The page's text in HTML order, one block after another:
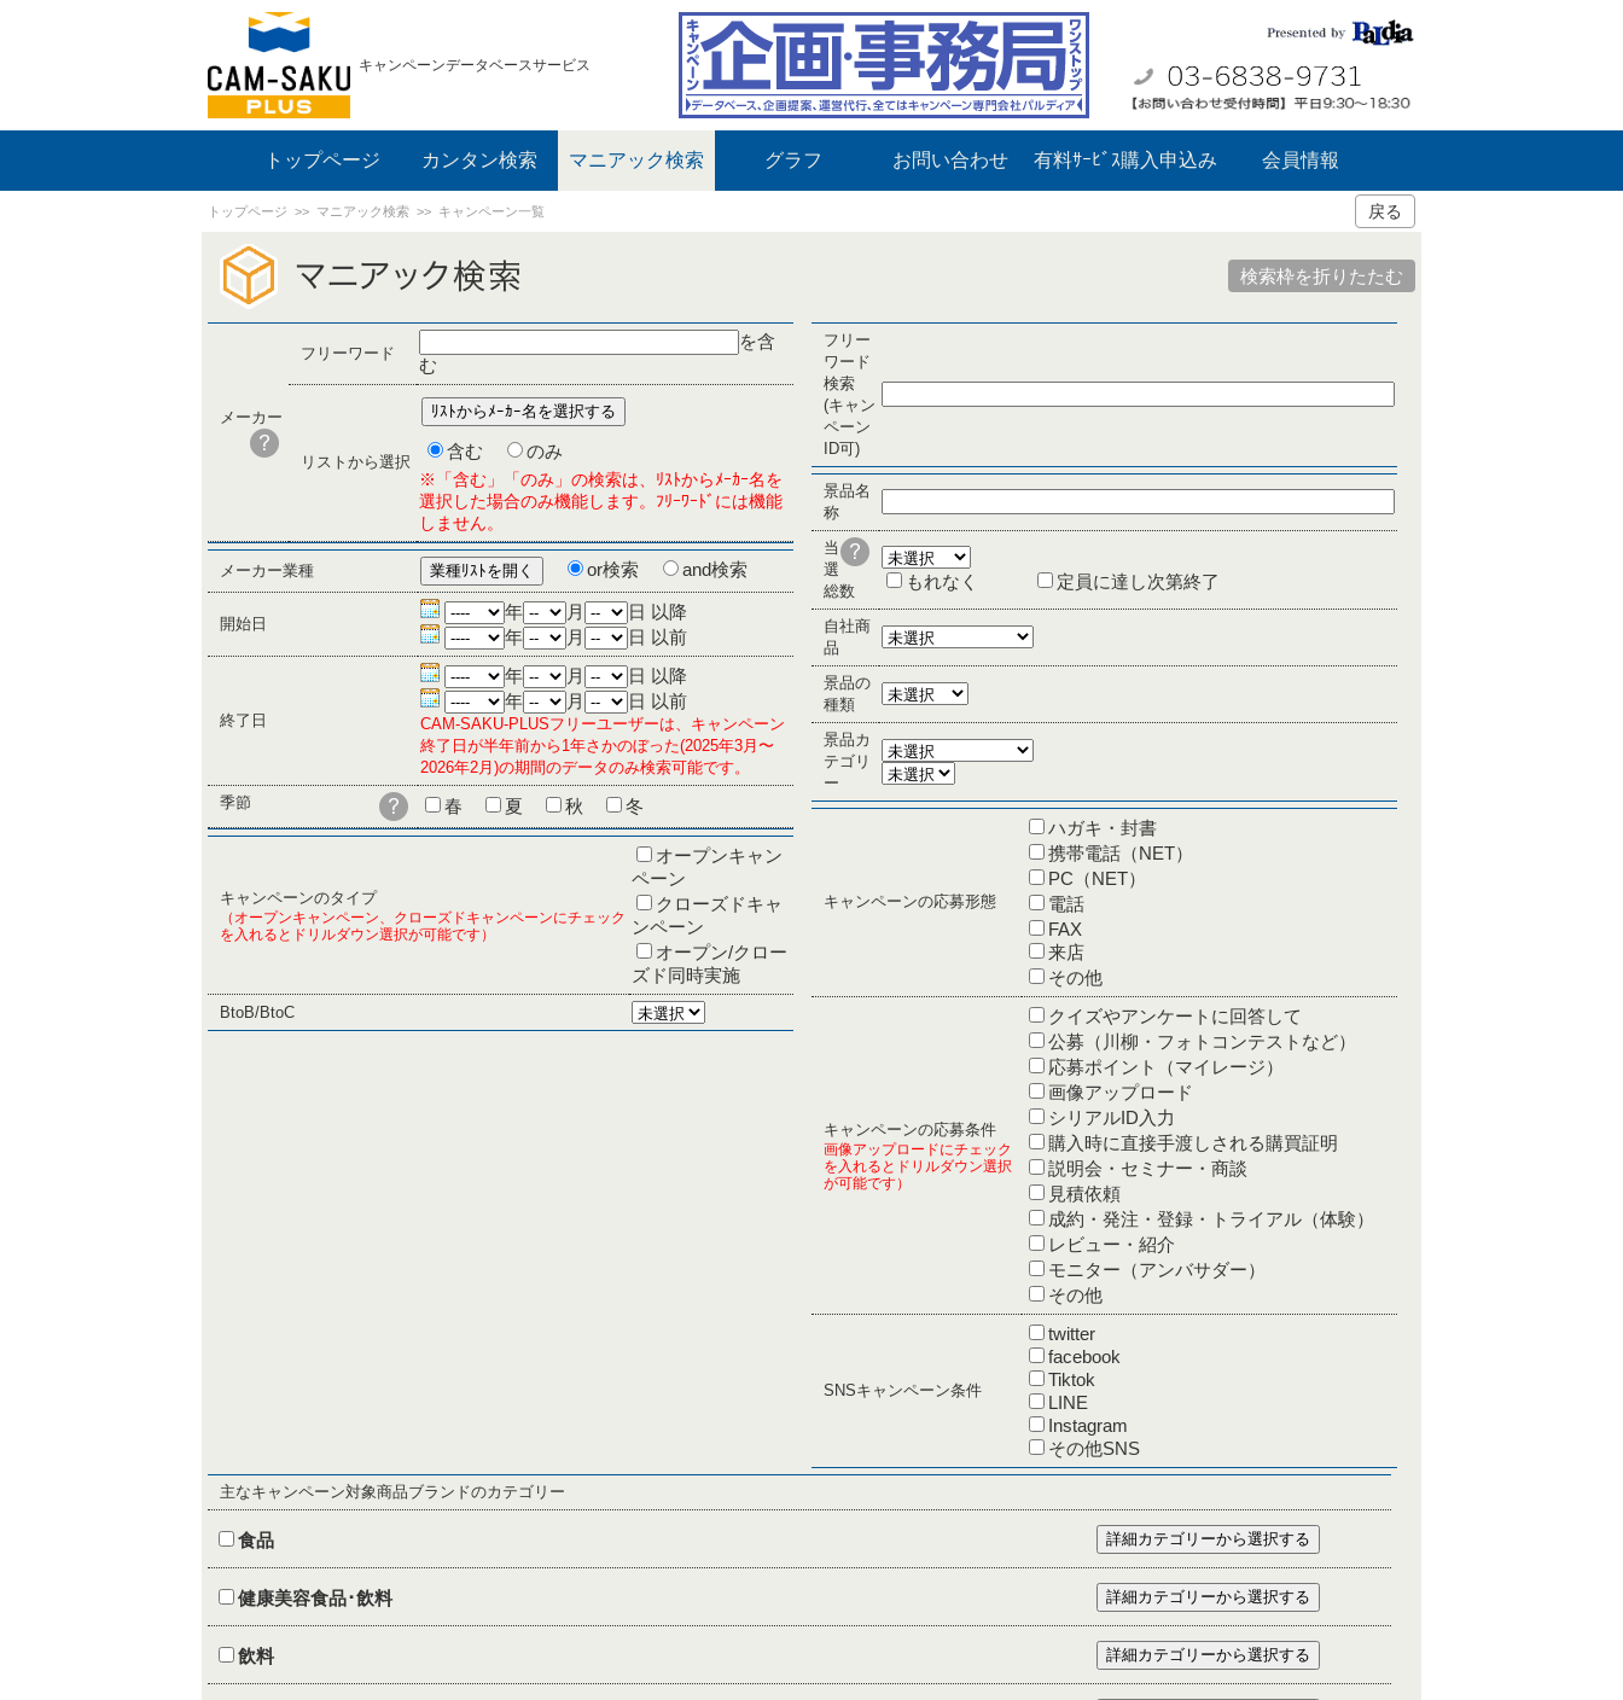
キャンペーンデータベースサービス
トップページ カンタン検索 マニアック検索 グラフ お問い合わせ 有料ｻｰﾋﾞｽ購入申込み 会員情報
トップページ >> マニアック検索 >> キャンペーン一覧 戻る
検索枠を折りたたむ
メーカー
フリーワード
を含
む
リストから選択
含む のみ
※「含む」「のみ」の検索は、ﾘｽﾄからﾒｰｶｰ名を
選択した場合のみ機能します。ﾌﾘｰﾜｰﾄﾞには機能
しません。
メーカー業種 or検索 and検索
開始日
年 月
日 以降
年
月 日 以前
終了日
年 月
日 以降
年
月 日 以前
CAM-SAKU-PLUSフリーユーザーは、キャンペーン
終了日が半年前から1年さかのぼった(2025年3月〜
2026年2月)の期間のデータのみ検索可能です。
季節
春 夏 秋 冬
キャンペーンのタイプ
（オープンキャンペーン、クローズドキャンペーンにチェック
を入れるとドリルダウン選択が可能です）
オープンキャン
ペーン
クローズドキャ
ンペーン
オープン/クロー
ズド同時実施
BtoB/BtoC
フリー
ワード
検索
(キャン
ペーン
ID可)
景品名
称
当
選
総数
もれなく 定員に達し次第終了
自社商
品
景品の
種類
景品カ
テゴリ
ー
キャンペーンの応募形態
ハガキ・封書
携帯電話（NET）
PC（NET）
電話
FAX
来店
その他
キャンペーンの応募条件
画像アップロードにチェック
を入れるとドリルダウン選択
が可能です）
クイズやアンケートに回答して
公募（川柳・フォトコンテストなど）
応募ポイント（マイレージ）
画像アップロード
シリアルID入力
購入時に直接手渡しされる購買証明
説明会・セミナー・商談
見積依頼
成約・発注・登録・トライアル（体験）
レビュー・紹介
モニター（アンバサダー）
その他
SNSキャンペーン条件
twitter
facebook
Tiktok
LINE
Instagram
その他SNS
主なキャンペーン対象商品ブランドのカテゴリー
食品
健康美容食品･飲料
飲料